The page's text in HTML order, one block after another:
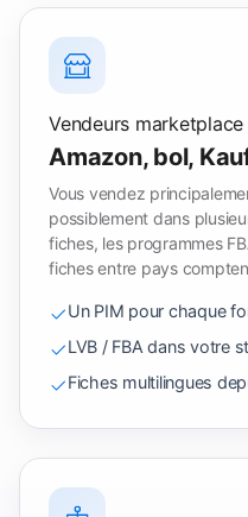
Vendeurs marketplace
Amazon, bol,
Vous vendez
possiblement dans
fiches, les programmes
fiches entre pays
Un PIM pour chaque
LVB / FBA dans votre
Fiches multilingues